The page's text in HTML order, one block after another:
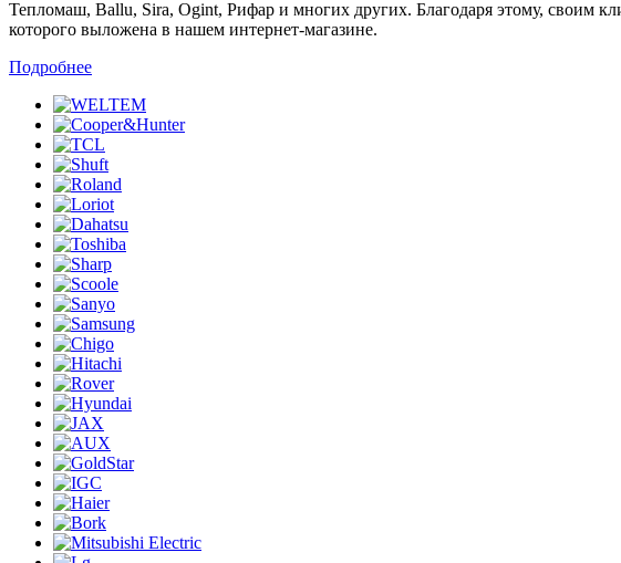
Тепломаш, Ballu, Sira, Ogint, Рифар и многих других. Благодаря этому, своим
которого выложена в нашем интернет-магазине.
Подробнее